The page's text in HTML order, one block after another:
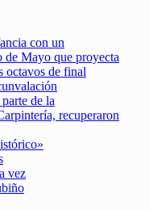
con un
Mayo que proyecta
octavos de final
de la
recuperaron
vez